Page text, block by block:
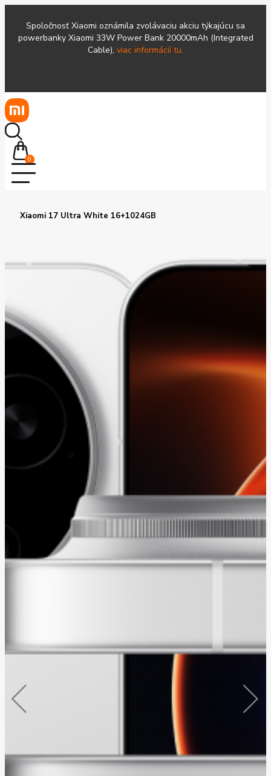
Spoločnosť Xiaomi oznámila zvolávaciu akciu týkajúcu sa
powerbanky Xiaomi 33W Power Bank 20000mAh (Integrated
Cable), viac informácií tu.
0
Xiaomi 17 Ultra White 16+1024GB